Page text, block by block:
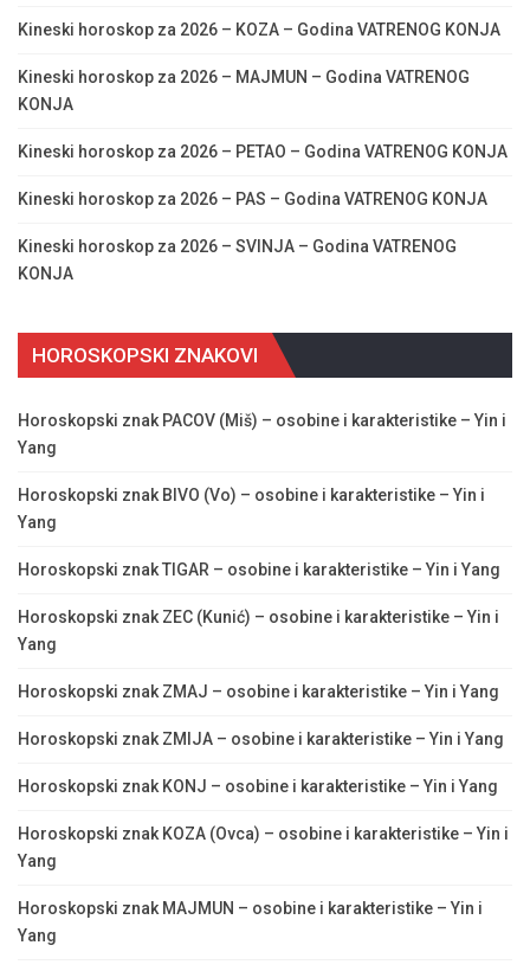
Kineski horoskop za 2026 – KOZA – Godina VATRENOG KONJA
Kineski horoskop za 2026 – MAJMUN – Godina VATRENOG
KONJA
Kineski horoskop za 2026 – PETAO – Godina VATRENOG KONJA
Kineski horoskop za 2026 – PAS – Godina VATRENOG KONJA
Kineski horoskop za 2026 – SVINJA – Godina VATRENOG
KONJA
HOROSKOPSKI ZNAKOVI
Horoskopski znak PACOV (Miš) – osobine i karakteristike – Yin i
Yang
Horoskopski znak BIVO (Vo) – osobine i karakteristike – Yin i
Yang
Horoskopski znak TIGAR – osobine i karakteristike – Yin i Yang
Horoskopski znak ZEC (Kunić) – osobine i karakteristike – Yin i
Yang
Horoskopski znak ZMAJ – osobine i karakteristike – Yin i Yang
Horoskopski znak ZMIJA – osobine i karakteristike – Yin i Yang
Horoskopski znak KONJ – osobine i karakteristike – Yin i Yang
Horoskopski znak KOZA (Ovca) – osobine i karakteristike – Yin i
Yang
Horoskopski znak MAJMUN – osobine i karakteristike – Yin i
Yang